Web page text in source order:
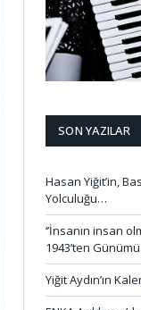
SON YAZILAR
Hasan Yiğit’in,
Yolculuğu…
‘’İnsanın insan
1943’ten
Yiğit Aydın’ın